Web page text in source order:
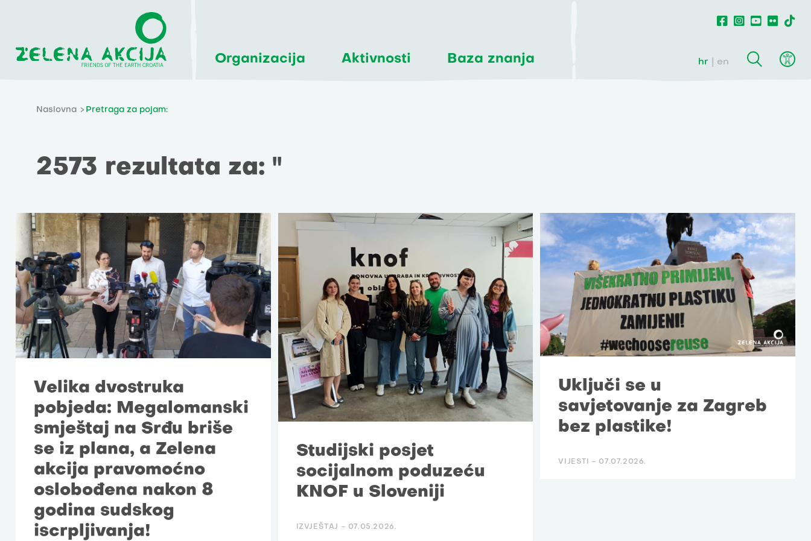
Organizacija Aktivnosti Baza znanja hr en
Naslovna Pretraga za pojam:
2573 rezultata za: ''
Velika dvostruka
pobjeda: Megalomanski
smještaj na Srđu briše
se iz plana, a Zelena
akcija pravomoćno
oslobođena nakon 8
godina sudskog
iscrpljivanja!
Studijski posjet
socijalnom poduzeću
KNOF u Sloveniji
IZVJEŠTAJ - 07.05.2026.
Uključi se u
savjetovanje za Zagreb
bez plastike!
VIJESTI - 07.07.2026.